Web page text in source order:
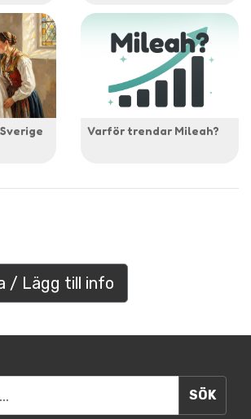
Varför trendar Mileah?
/ Lägg till info